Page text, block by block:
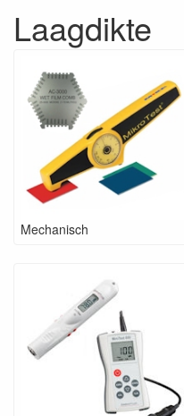
Laagdikte
Mechanisch